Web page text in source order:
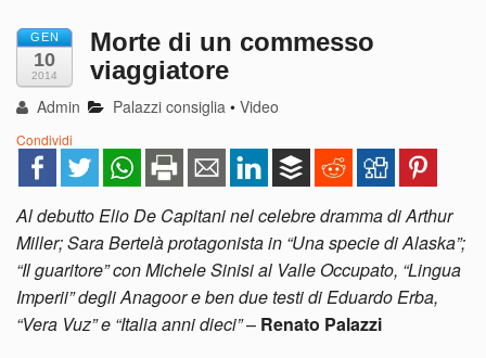
GEN
10
2014
Morte di un commesso
viaggiatore
Admin Palazzi consiglia •Video
Condividi
Al debutto Elio De Capitani nel celebre dramma di Arthur
Miller; Sara Bertelà protagonista in “Una specie di Alaska”;
“Il guaritore” con Michele Sinisi al Valle Occupato, “Lingua
Imperii” degli Anagoor e ben due testi di Eduardo Erba,
“Vera Vuz” e “Italia anni dieci”– Renato Palazzi